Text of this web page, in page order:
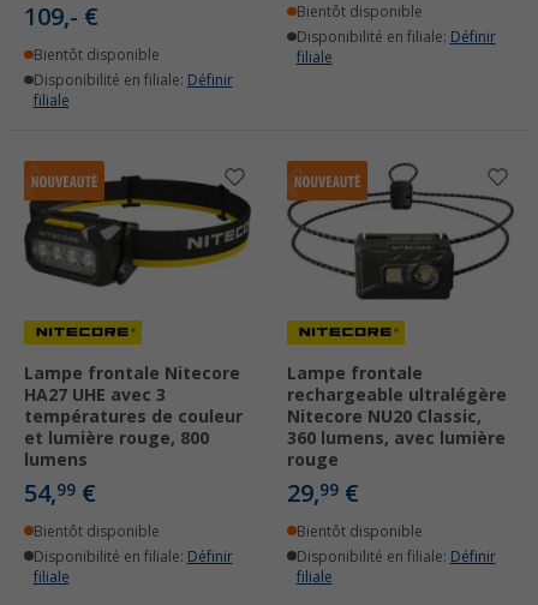
109,- €
Bientôt disponible
Disponibilité en filiale: Définir
filiale
Bientôt disponible
Disponibilité en filiale: Définir
filiale
Lampe frontale Nitecore
HA27 UHE avec 3
températures de couleur
et lumière rouge, 800
lumens
54,99 €
Bientôt disponible
Disponibilité en filiale: Définir
filiale
Lampe frontale
rechargeable ultralégère
Nitecore NU20 Classic,
360 lumens, avec lumière
rouge
29,99 €
Bientôt disponible
Disponibilité en filiale: Définir
filiale